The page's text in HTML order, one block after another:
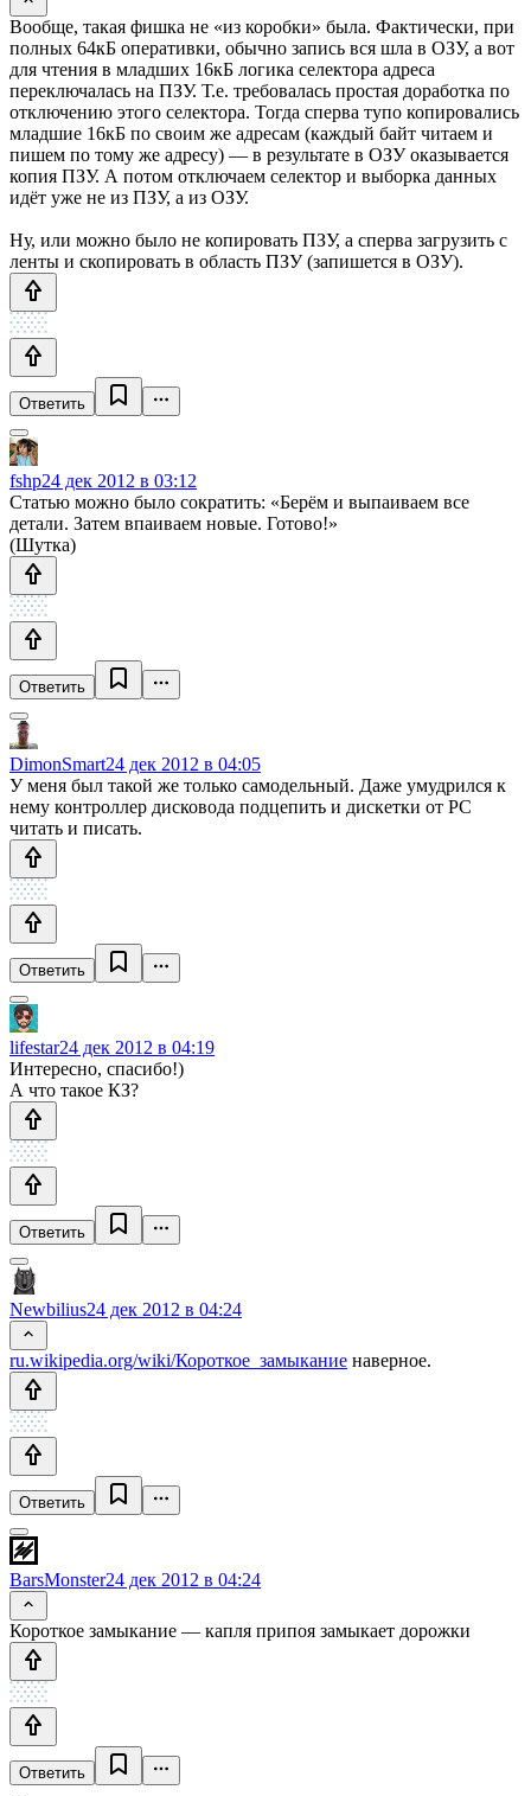
Вообще, такая фишка не «из коробки» была. Фактически, при
полных 64кБ оперативки, обычно запись вся шла в ОЗУ, а вот
для чтения в младших 16кБ логика селектора адреса
переключалась на ПЗУ. Т.е. требовалась простая доработка по
отключению этого селектора. Тогда сперва тупо копировались
младшие 16кБ по своим же адресам (каждый байт читаем и
пишем по тому же адресу) — в результате в ОЗУ оказывается
копия ПЗУ. А потом отключаем селектор и выборка данных
идёт уже не из ПЗУ, а из ОЗУ.
Ну, или можно было не копировать ПЗУ, а сперва загрузить с
ленты и скопировать в область ПЗУ (запишется в ОЗУ).
Ответить
fshp24 дек 2012 в 03:12
Статью можно было сократить: «Берём и выпаиваем все
детали. Затем впаиваем новые. Готово!»
(Шутка)
Ответить
DimonSmart24 дек 2012 в 04:05
У меня был такой же только самодельный. Даже умудрился к
нему контроллер дисковода подцепить и дискетки от PC
читать и писать.
Ответить
lifestar24 дек 2012 в 04:19
Интересно, спасибо!)
А что такое КЗ?
Ответить
Newbilius24 дек 2012 в 04:24
ru.wikipedia.org/wiki/Короткое_замыкание наверное.
Ответить
BarsMonster24 дек 2012 в 04:24
Короткое замыкание — капля припоя замыкает дорожки
Ответить